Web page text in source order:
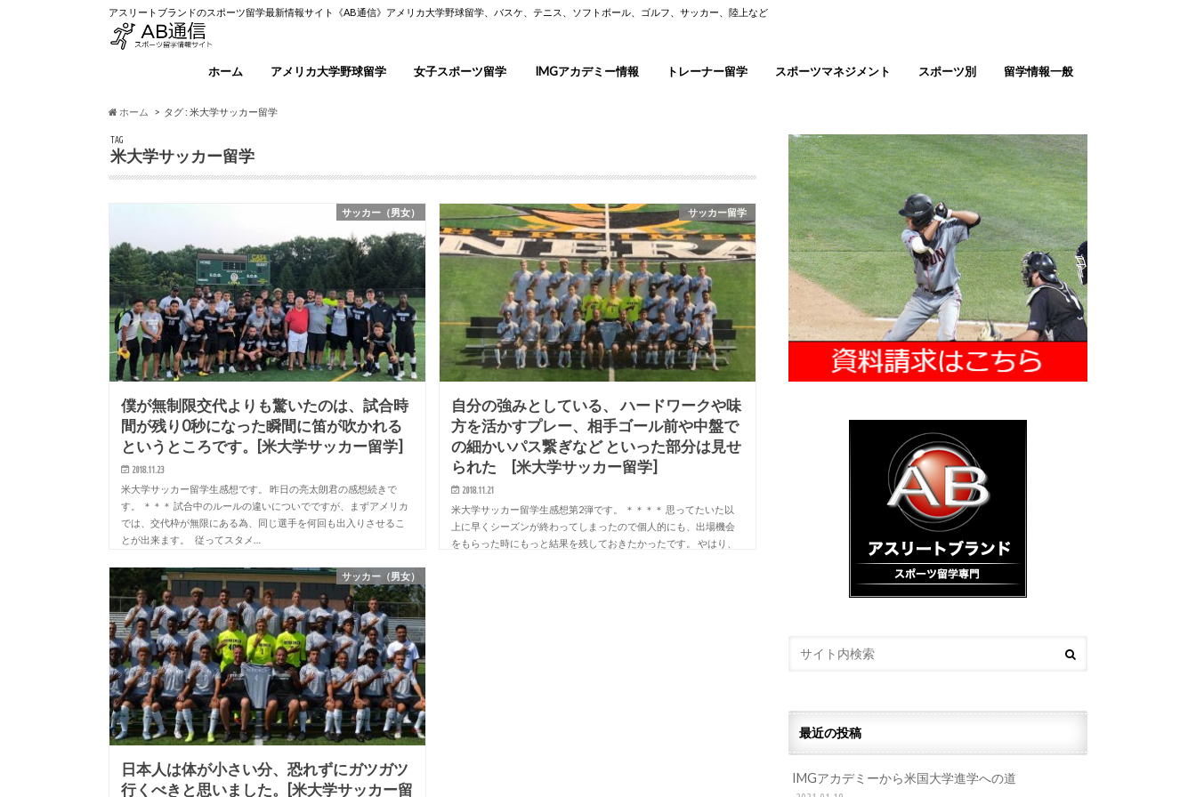
アスリートブランドのスポーツ留学最新情報サイト《AB通信》アメリカ大学野球留学、バスケ、テニス、ソフトボール、ゴルフ、サッカー、陸上など
ホーム アメリカ大学野球留学 女子スポーツ留学 IMGアカデミー情報 トレーナー留学 スポーツマネジメント スポーツ別 留学情報一般
ホーム タグ : 米大学サッカー留学
TAG
米大学サッカー留学
サッカー（男女）
僕が無制限交代よりも驚いたのは、試合時
間が残り0秒になった瞬間に笛が吹かれる
というところです。[米大学サッカー留学]
2018.11.23
米大学サッカー留学生感想です。 昨日の亮太朗君の感想続きで
す。 ＊＊＊ 試合中のルールの違いについでですが、まずアメリカ
では、交代枠が無限にある為、同じ選手を何回も出入りさせるこ
とが出来ます。 従ってスタメ…
サッカー留学
自分の強みとしている、 ハードワークや味
方を活かすプレー、相手ゴール前や中盤で
の細かいパス繋ぎなど といった部分は見せ
られた [米大学サッカー留学]
2018.11.21
米大学サッカー留学生感想第2弾です。 ＊＊＊＊ 思ってたいた以
上に早くシーズンが終わってしまったので個人的にも、出場機会
をもらった時にもっと結果を残しておきたかったです。 やはり、
サッカー（男女）
日本人は体が小さい分、恐れずにガツガツ
行くべきと思いました。[米大学サッカー留
最近の投稿
IMGアカデミーから米国大学進学への道